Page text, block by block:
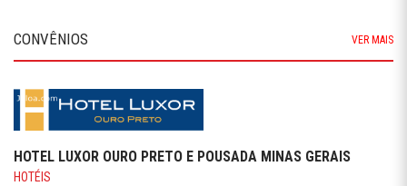
CONVÊNIOS VER MAIS
HOTEL LUXOR OURO PRETO E POUSADA MINAS GERAIS
HOTÉIS